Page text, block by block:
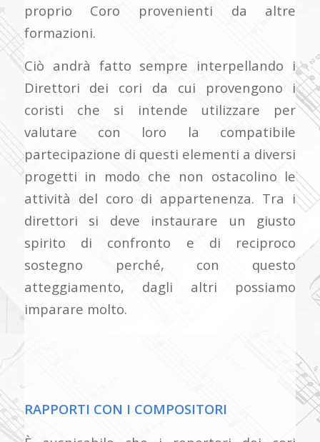
proprio Coro provenienti da altre
formazioni.
Ciò andrà fatto sempre interpellando i
Direttori dei cori da cui provengono i
coristi che si intende utilizzare per
valutare con loro la compatibile
partecipazione di questi elementi a diversi
progetti in modo che non ostacolino le
attività del coro di appartenenza. Tra i
direttori si deve instaurare un giusto
spirito di confronto e di reciproco
sostegno perché, con questo
atteggiamento, dagli altri possiamo
imparare molto.
RAPPORTI CON I COMPOSITORI